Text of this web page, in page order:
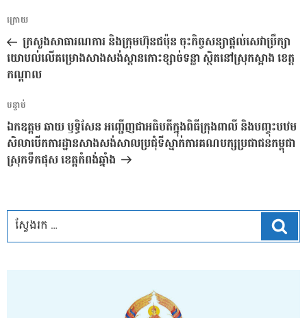
ការ​
នាំទិស​
ប្រកាស
អត្ថបទ
មុន
ក្រោយ
ក្រសួងសាធារណការ និងក្រុមហ៊ុនជប៉ុន ចុះកិច្ចសន្យាផ្តល់សេវាប្រឹក្សា
យោបល់លើគម្រោងសាងសង់ស្ពានកោះខ្សាច់ទន្លា ស្ថិតនៅស្រុកស្អាង ខេត្ត
កណ្តាល
អត្ថបទ
បន្ទាប់
បន្ទាប់
ឯកឧត្តម ឆាយ ឫទ្ធិសែន អញ្ជើញជាអធិបតីក្នុងពិធីក្រុងពាលី និងបញ្ចុះបឋម
សិលាបើកការដ្ឋានសាងសង់សាលប្រជុំទីស្នាក់ការគណបក្សប្រជាជនកម្ពុជា
ស្រុកទឹកផុស ខេត្តកំពង់ឆ្នាំង